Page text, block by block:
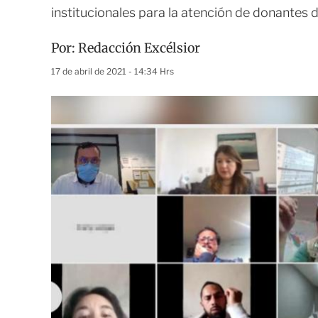
institucionales para la atención de donantes
Por: Redacción Excélsior
17 de abril de 2021 - 14:34 Hrs